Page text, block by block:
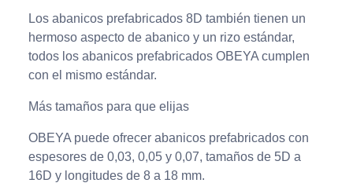
Los abanicos prefabricados 8D también tienen un
hermoso aspecto de abanico y un rizo estándar,
todos los abanicos prefabricados OBEYA cumplen
con el mismo estándar.
Más tamaños para que elijas
OBEYA puede ofrecer abanicos prefabricados con
espesores de 0,03, 0,05 y 0,07, tamaños de 5D a
16D y longitudes de 8 a 18 mm.